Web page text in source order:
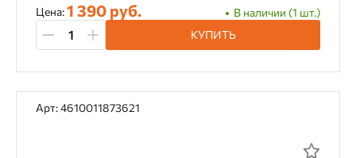
Цена:1 390 руб.
В наличии (1 шт.)
КУПИТЬ
Арт: 4610011873621